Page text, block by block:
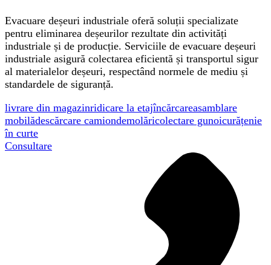
Evacuare deșeuri industriale oferă soluții specializate
pentru eliminarea deșeurilor rezultate din activități
industriale și de producție. Serviciile de evacuare deșeuri
industriale asigură colectarea eficientă și transportul sigur
al materialelor deșeuri, respectând normele de mediu și
standardele de siguranță.
livrare din magazinridicare la etajîncărcareasamblare
mobilădescărcare camiondemolăricolectare gunoicurățenie
în curte
Consultare